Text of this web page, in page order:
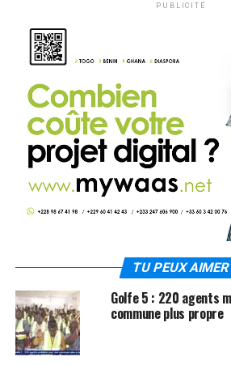
PUBLICITÉ
TU PEUX AIMER
Golfe 5 : 220 agents
commune plus propre